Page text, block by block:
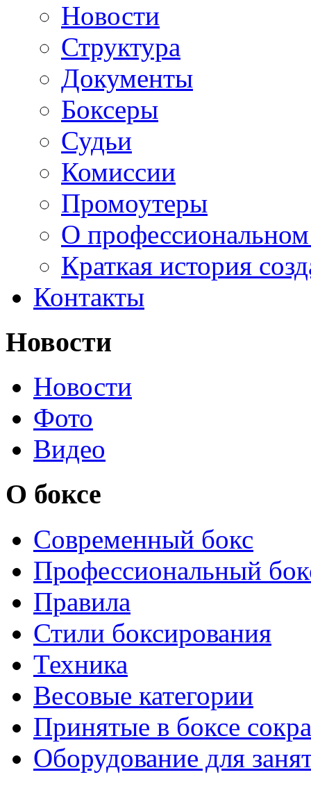
Новости
Структура
Документы
Боксеры
Судьи
Комиссии
Промоутеры
О профессиональном
Краткая история
Контакты
Новости
Новости
Фото
Видео
О боксе
Современный бокс
Профессиональный
Правила
Стили боксирования
Техника
Весовые категории
Принятые в боксе
Оборудование для